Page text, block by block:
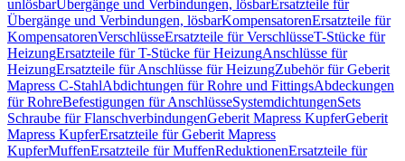
unlösbarÜbergänge und Verbindungen, lösbarErsatzteile für
Übergänge und Verbindungen, lösbarKompensatorenErsatzteile für
KompensatorenVerschlüsseErsatzteile für VerschlüsseT-Stücke für
HeizungErsatzteile für T-Stücke für HeizungAnschlüsse für
HeizungErsatzteile für Anschlüsse für HeizungZubehör für Geberit
Mapress C-StahlAbdichtungen für Rohre und FittingsAbdeckungen
für RohreBefestigungen für AnschlüsseSystemdichtungenSets
Schraube für FlanschverbindungenGeberit Mapress KupferGeberit
Mapress KupferErsatzteile für Geberit Mapress
KupferMuffenErsatzteile für MuffenReduktionenErsatzteile für